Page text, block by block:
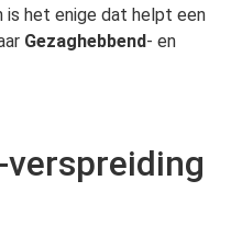
is het enige dat helpt een
Gezaghebbend- en
verspreiding